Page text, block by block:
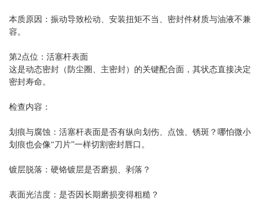
本质原因：振动导致松动、安装扭矩不当、密封件材质与油液不兼
容。
第2点位：活塞杆表面
这是动态密封（防尘圈、主密封）的关键配合面，其状态直接决定
密封寿命。
检查内容：
划痕与腐蚀：活塞杆表面是否有纵向划伤、点蚀、锈斑？哪怕微小
划痕也会像“刀片”一样切割密封唇口。
镀层脱落：硬铬镀层是否磨损、剥落？
表面光洁度：是否因长期磨损变得粗糙？